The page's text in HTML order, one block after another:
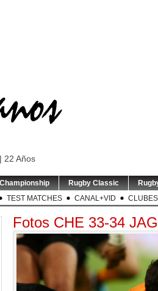
22 Años
Rugby Classic
TEST MATCHES CANAL+VID CLUBES
Fotos CHE 33-34 JAG